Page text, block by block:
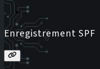
Enregistrement SPF